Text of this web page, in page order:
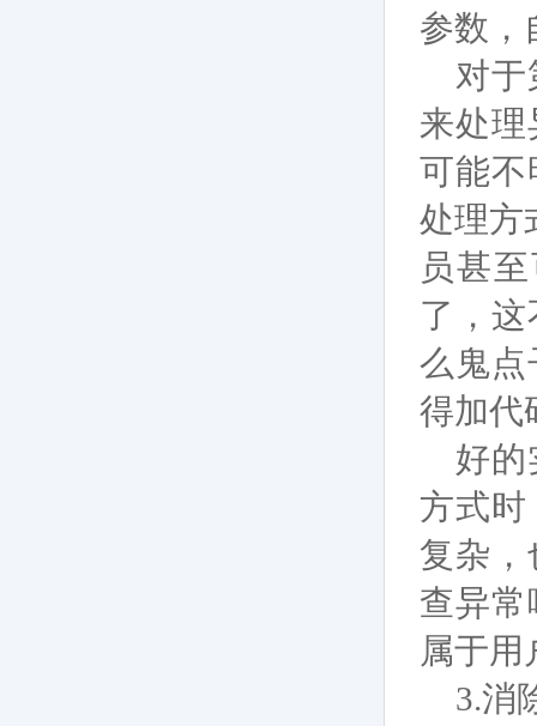
参数，
对
来处
可能不
处理方
员甚
了，
么鬼点
得加
好的
方式
复杂，
查异
属于用
3.消